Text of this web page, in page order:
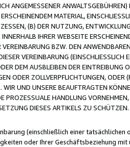
ANGEMESSENER ANWALTSGEBÜHREN)
MATERIAL,
(B) DER NUTZUNG,
IHRER WEBSEITE
BZW. DEN
VEREINBARUNG (EINSCHLIESSLICH
DEM AUSBLEIBEN DER EINTREIBUNG
ODER ZOLLVERPFLICHTUNGEN, ODER
UND UNSERE BEAUFTRAGTEN
HANDLUNG
DIESES ARTIKELS ZU SCHÜTZEN.
(einschließlich einer tatsächlichen
oder Ihrer Geschäftsbeziehung mit